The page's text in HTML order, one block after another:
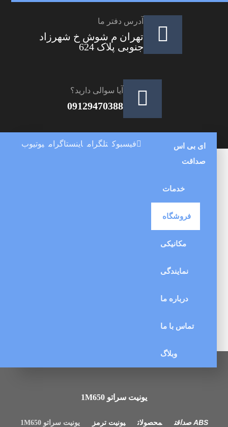
آدرس دفتر ما
تهران م شوش خ شهرزاد
جنوبی پلاک 624
آیا سوالی دارید؟
09129470388
ای بی اس
صداقت
خدمات
فروشگاه
مکانیکی
نمایندگی
درباره ما
تماس با ما
وبلاگ
فیسبوک تلگرام اینستاگرام یوتیوب
یونیت سراتو 1M650
محصولات یونیت ترمز یونیت سراتو 1M650